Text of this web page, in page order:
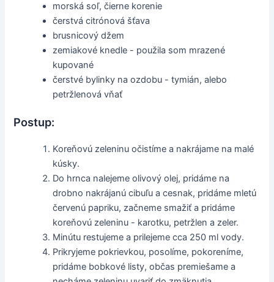
morská soľ, čierne korenie
čerstvá citrónová šťava
brusnicový džem
zemiakové knedle - použila som mrazené
kupované
čerstvé bylinky na ozdobu - tymián, alebo
petržlenová vňať
Postup:
Koreňovú zeleninu očistíme a nakrájame na malé
kúsky.
Do hrnca nalejeme olivový olej, pridáme na
drobno nakrájanú cibuľu a cesnak, pridáme mletú
červenú papriku, začneme smažiť a pridáme
koreňovú zeleninu - karotku, petržlen a zeler.
Minútu restujeme a prilejeme cca 250 ml vody.
Prikryjeme pokrievkou, posolíme, pokoreníme,
pridáme bobkové listy, občas premiešame a